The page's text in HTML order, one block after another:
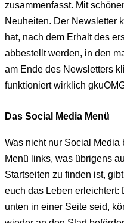
zusammenfasst. Mit
Neuheiten. Der Newsletter
hat, nach dem Erhalt des
abbestellt werden, in den
am Ende des Newsletters
funktioniert wirklich
Das Social Media Menü
Was nicht nur Social Media
Menü links, was übrigens
Startseiten zu finden ist,
euch das Leben erleichtert:
unten in einer Seite seid,